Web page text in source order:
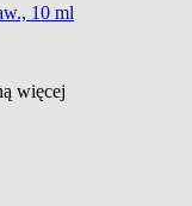
10 ml
więcej